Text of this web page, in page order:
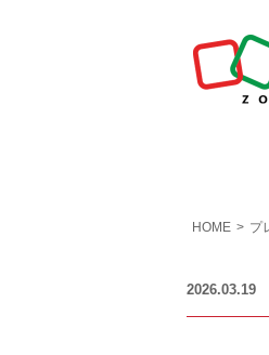
HOME > プ
2026.03.19